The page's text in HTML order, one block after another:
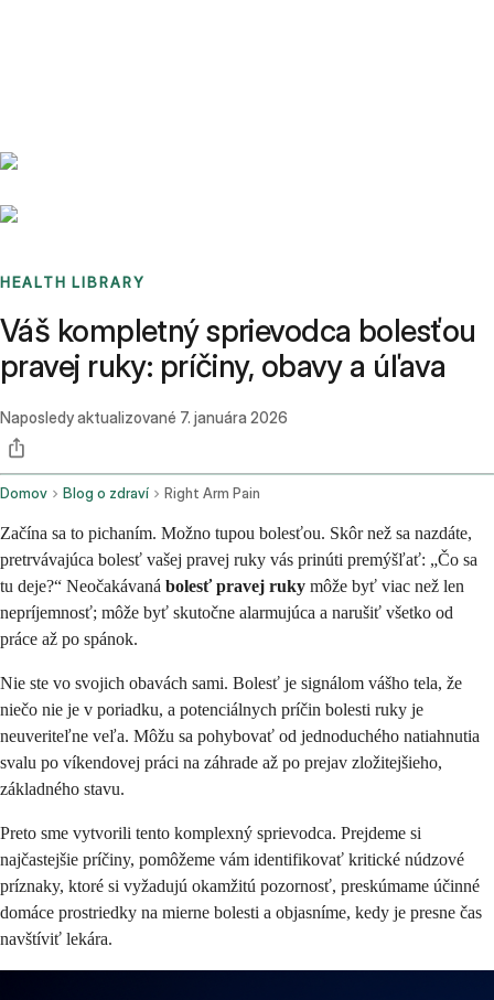
HEALTH LIBRARY
Váš kompletný sprievodca bolesťou
pravej ruky: príčiny, obavy a úľava
Naposledy aktualizované 7. januára 2026
Domov Blog o zdraví Right Arm Pain
Začína sa to pichaním. Možno tupou bolesťou. Skôr než sa nazdáte,
pretrvávajúca bolesť vašej pravej ruky vás prinúti premýšľať: „Čo sa
tu deje?“ Neočakávaná bolesť pravej ruky môže byť viac než len
nepríjemnosť; môže byť skutočne alarmujúca a narušiť všetko od
práce až po spánok.
Nie ste vo svojich obavách sami. Bolesť je signálom vášho tela, že
niečo nie je v poriadku, a potenciálnych príčin bolesti ruky je
neuveriteľne veľa. Môžu sa pohybovať od jednoduchého natiahnutia
svalu po víkendovej práci na záhrade až po prejav zložitejšieho,
základného stavu.
Preto sme vytvorili tento komplexný sprievodca. Prejdeme si
najčastejšie príčiny, pomôžeme vám identifikovať kritické núdzové
príznaky, ktoré si vyžadujú okamžitú pozornosť, preskúmame účinné
domáce prostriedky na mierne bolesti a objasníme, kedy je presne čas
navštíviť lekára.